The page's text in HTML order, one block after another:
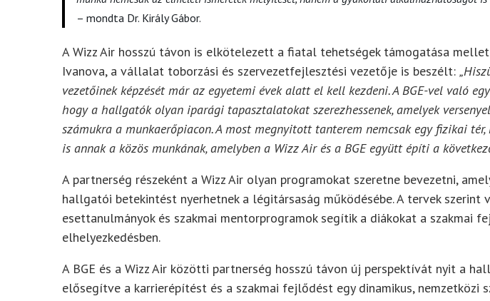
– mondta Dr. Király Gábor.
A Wizz Air hosszú távon is elkötelezett a fiatal tehetségek támogatása
Ivanova, a vállalat toborzási és szervezetfejlesztési vezetője is beszélt:
vezetőinek képzését már az egyetemi évek alatt el kell kezdeni. A BGE-vel való
hogy a hallgatók olyan iparági tapasztalatokat szerezhessenek, amelyek
számukra a munkaerőpiacon. A most megnyitott tanterem nemcsak egy fizikai
is annak a közös munkának, amelyben a Wizz Air és a BGE együtt építi a
A partnerség részeként a Wizz Air olyan programokat szeretne bevezetni,
hallgatói betekintést nyerhetnek a légitársaság működésébe. A tervek szerint
esettanulmányok és szakmai mentorprogramok segítik a diákokat a szakmai
elhelyezkedésben.
A BGE és a Wizz Air közötti partnerség hosszú távon új perspektívát nyit a
elősegítve a karrierépítést és a szakmai fejlődést egy dinamikus, nemzetközi